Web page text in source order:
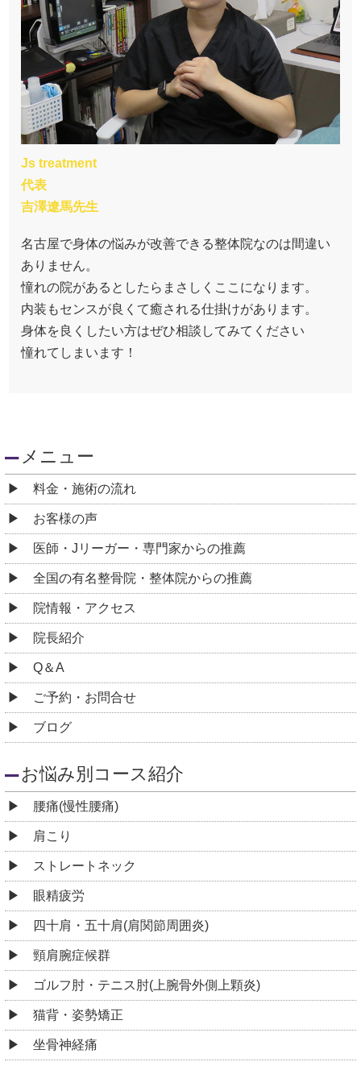
Js treatment
代表
吉澤遼馬先生
名古屋で身体の悩みが改善できる整体院なのは間違い
ありません。
憧れの院があるとしたらまさしくここになります。
内装もセンスが良くて癒される仕掛けがあります。
身体を良くしたい方はぜひ相談してみてください
憧れてしまいます！
メニュー
料金・施術の流れ
お客様の声
医師・Jリーガー・専門家からの推薦
全国の有名整骨院・整体院からの推薦
院情報・アクセス
院長紹介
Q＆A
ご予約・お問合せ
ブログ
お悩み別コース紹介
腰痛(慢性腰痛)
肩こり
ストレートネック
眼精疲労
四十肩・五十肩(肩関節周囲炎)
頸肩腕症候群
ゴルフ肘・テニス肘(上腕骨外側上顆炎)
猫背・姿勢矯正
坐骨神経痛